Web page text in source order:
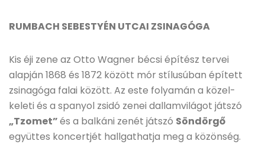
RUMBACH SEBESTYÉN UTCAI ZSINAGÓGA
Kis éji zene az Otto Wagner bécsi építész tervei
alapján 1868 és 1872 között mór stílusúban épített
zsinagóga falai között. Az este folyamán a közel-
keleti és a spanyol zsidó zenei dallamvilágot játszó
„Tzomet”és a balkáni zenét játszó Söndörgő
együttes koncertjét hallgathatja meg a közönség.